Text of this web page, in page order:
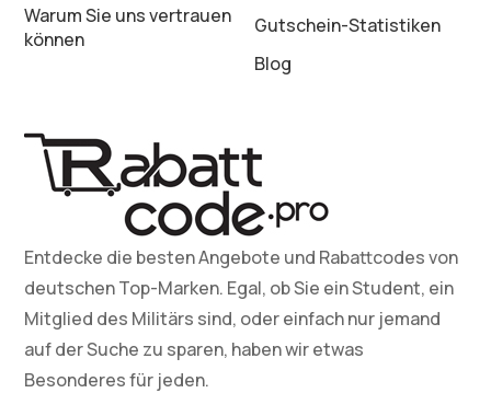
Warum Sie uns vertrauen
können
Gutschein-Statistiken
Blog
Entdecke die besten Angebote und Rabattcodes von
deutschen Top-Marken. Egal, ob Sie ein Student, ein
Mitglied des Militärs sind, oder einfach nur jemand
auf der Suche zu sparen, haben wir etwas
Besonderes für jeden.